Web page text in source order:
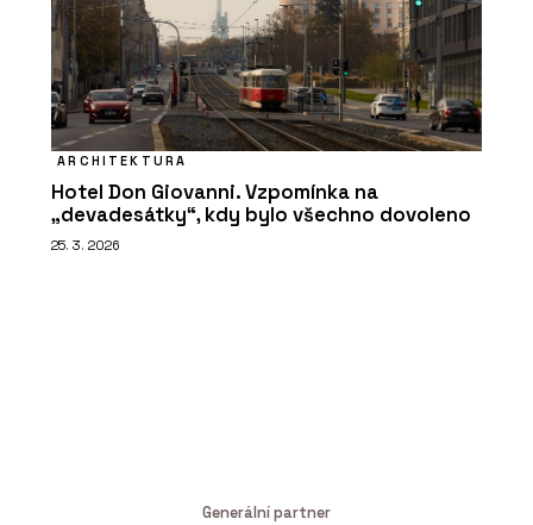
ARCHITEKTURA
Hotel Don Giovanni. Vzpomínka na
„devadesátky“, kdy bylo všechno dovoleno
25. 3. 2026
Generální partner